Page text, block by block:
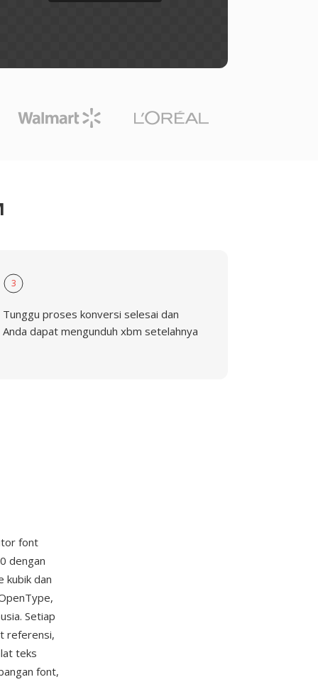
3
Tunggu proses konversi selesai dan
Anda dapat mengunduh xbm setelahnya
font
dengan
kubik dan
Setiap
referensi,
teks
font,